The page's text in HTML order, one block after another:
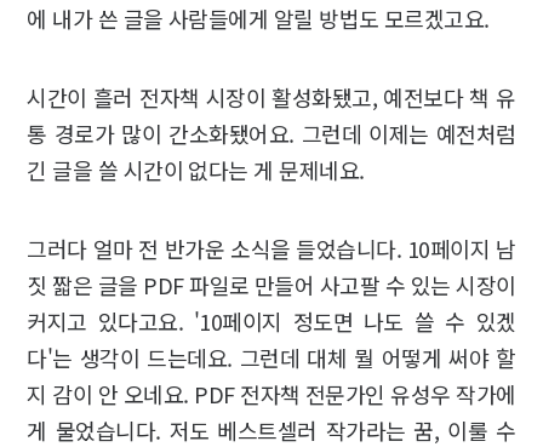
에 내가 쓴 글을 사람들에게 알릴 방법도 모르겠고요.
시간이 흘러 전자책 시장이 활성화됐고, 예전보다 책 유
통 경로가 많이 간소화됐어요. 그런데 이제는 예전처럼
긴 글을 쓸 시간이 없다는 게 문제네요.
그러다 얼마 전 반가운 소식을 들었습니다. 10페이지 남
짓 짧은 글을 PDF 파일로 만들어 사고팔 수 있는 시장이
커지고 있다고요. '10페이지 정도면 나도 쓸 수 있겠
다'는 생각이 드는데요. 그런데 대체 뭘 어떻게 써야 할
지 감이 안 오네요. PDF 전자책 전문가인 유성우 작가에
게 물었습니다. 저도 베스트셀러 작가라는 꿈, 이룰 수